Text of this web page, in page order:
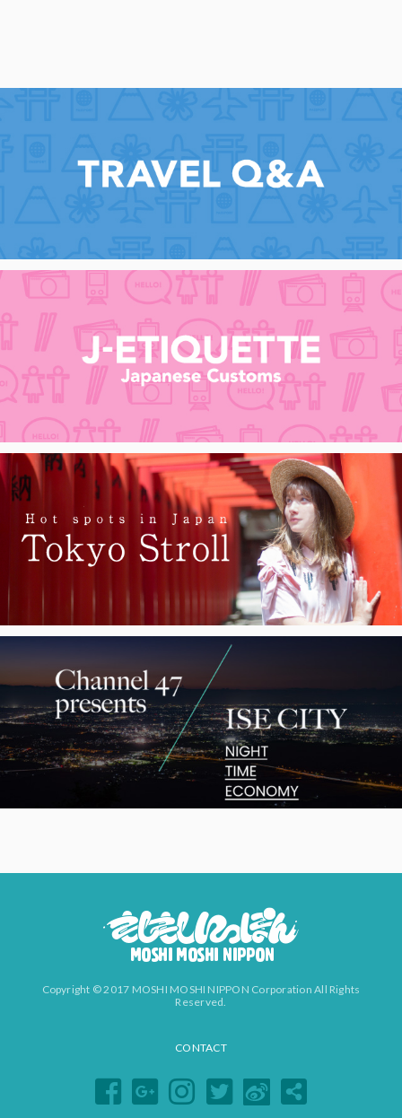
Copyright © 2017 MOSHI MOSHI NIPPON Corporation All Rights
Reserved.
CONTACT